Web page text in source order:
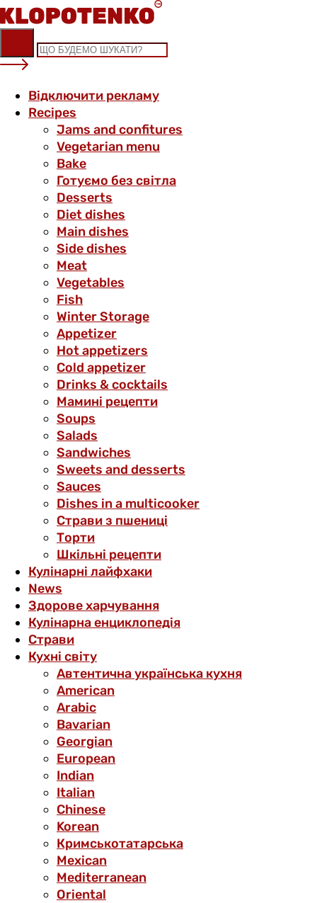
Skip
to
content
Відключити рекламу
Recipes
Jams and confitures
Vegetarian menu
Bake
Готуємо без світла
Desserts
Diet dishes
Main dishes
Side dishes
Meat
Vegetables
Fish
Winter Storage
Аppetizer
Hot appetizers
Cold appetizer
Drinks & cocktails
Мамині рецепти
Soups
Salads
Sandwiches
Sweets and desserts
Sauces
Dishes in a multicooker
Страви з пшениці
Торти
Шкільні рецепти
Кулінарні лайфхаки
News
Здорове харчування
Кулінарна енциклопедія
Страви
Кухні світу
Автентична українська кухня
American
Arabic
Bavarian
Georgian
European
Indian
Italian
Chinese
Korean
Кримськотатарська
Mexican
Mediterranean
Oriental